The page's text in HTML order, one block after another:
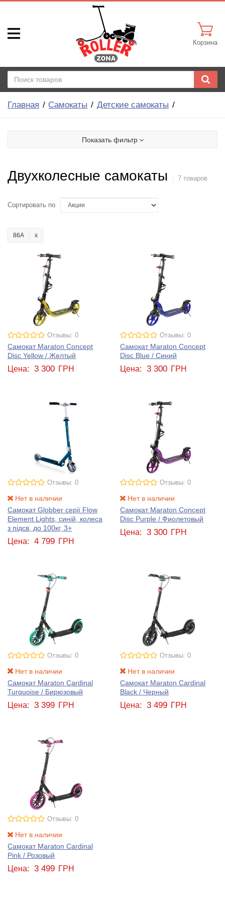
Корзина
Главная Самокаты Детские самокаты
Показать фильтр
Двухколесные самокаты 7 товаров
Сортировать по
86А
Отзывы: 0
Самокат Maraton Concept
Disc Yellow / Желтый
Цена: 3 300 ГРН
Отзывы: 0
Самокат Maraton Concept
Disc Blue / Синий
Цена: 3 300 ГРН
Отзывы: 0
Нет в наличии
Самокат Globber серії Flow
Element Lights, синій, колеса
з підсв, до 100кг, 3+
Цена: 4 799 ГРН
Отзывы: 0
Нет в наличии
Самокат Maraton Concept
Disc Purple / Фиолетовый
Цена: 3 300 ГРН
Отзывы: 0
Нет в наличии
Самокат Maraton Cardinal
Turquoise / Бирюзовый
Цена: 3 399 ГРН
Отзывы: 0
Нет в наличии
Самокат Maraton Cardinal
Black / Черный
Цена: 3 499 ГРН
Отзывы: 0
Нет в наличии
Самокат Maraton Cardinal
Pink / Розовый
Цена: 3 499 ГРН